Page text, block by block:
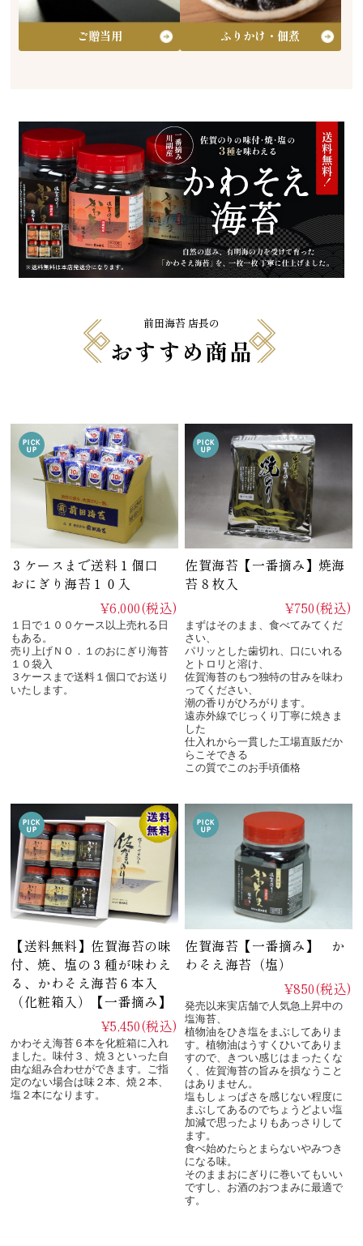
ご贈当用 ふりかけ・佃煮
前田海苔 店長の
おすすめ商品
３ケースまで送料１個口
おにぎり海苔１０入
¥6,000(税込)
１日で１００ケース以上売れる日
もある。
売り上げＮＯ．１のおにぎり海苔
１０袋入
３ケースまで送料１個口でお送り
いたします。
佐賀海苔【一番摘み】焼海
苔８枚入
¥750(税込)
まずはそのまま、食べてみてくだ
さい、
パリッとした歯切れ、口にいれる
とトロリと溶け、
佐賀海苔のもつ独特の甘みを味わ
ってください、
潮の香りがひろがります。
遠赤外線でじっくり丁寧に焼きま
した
仕入れから一貫した工場直販だか
らこそできる
この質でこのお手頃価格
【送料無料】佐賀海苔の味
付、焼、塩の３種が味わえ
る、かわそえ海苔６本入
（化粧箱入）【一番摘み】
¥5,450(税込)
かわそえ海苔６本を化粧箱に入れ
ました。味付３、焼３といった自
由な組み合わせができます。ご指
定のない場合は味２本、焼２本、
塩２本になります。
佐賀海苔【一番摘み】 か
わそえ海苔（塩）
¥850(税込)
発売以来実店舗で人気急上昇中の
塩海苔、
植物油をひき塩をまぶしてありま
す。植物油はうすくひいてありま
すので、きつい感じはまったくな
く、佐賀海苔の旨みを損なうこと
はありません。
塩もしょっぱさを感じない程度に
まぶしてあるのでちょうどよい塩
加減で思ったよりもあっさりして
ます。
食べ始めたらとまらないやみつき
になる味。
そのままおにぎりに巻いてもいい
ですし、お酒のおつまみに最適で
す。